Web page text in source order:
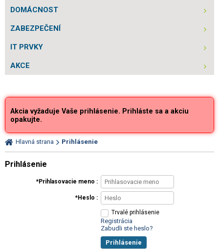
DOMÁCNOST
ZABEZPEČENÍ
IT PRVKY
AKCE
Akcia vyžaduje Vaše prihlásenie. Prihláste sa a akciu
opakujte.
Hlavná strana Prihlásenie
Prihlásenie
Prihlasovacie meno
Heslo
Trvalé prihlásenie
Registrácia
Zabudli ste heslo?
Prihlásenie